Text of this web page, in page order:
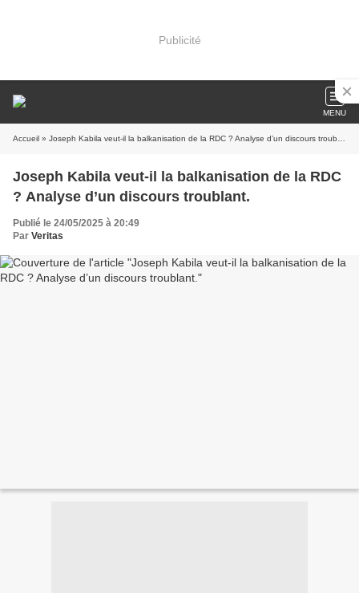
Publicité
MENU
Accueil » Joseph Kabila veut-il la balkanisation de la RDC ? Analyse d’un discours troublant.
Joseph Kabila veut-il la balkanisation de la RDC
? Analyse d’un discours troublant.
Publié le 24/05/2025 à 20:49
Par Veritas